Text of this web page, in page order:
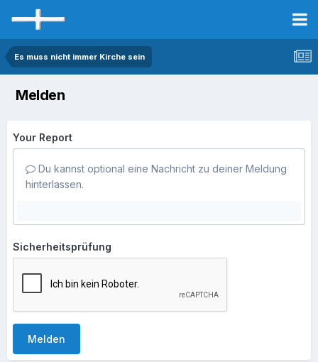
Es muss nicht immer Kirche sein
Melden
Your Report
Du kannst optional eine Nachricht zu deiner Meldung
hinterlassen.
Sicherheitsprüfung
Melden